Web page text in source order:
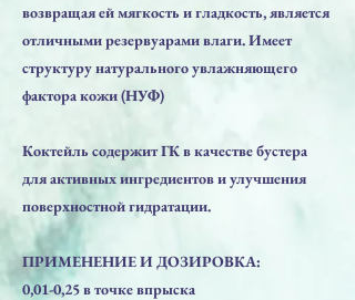
возвращая ей мягкость и гладкость, является
отличными резервуарами влаги. Имеет
структуру натурального увлажняющего
фактора кожи (НУФ)
Коктейль содержит ГК в качестве бустера
для активных ингредиентов и улучшения
поверхностной гидратации.
ПРИМЕНЕНИЕ И ДОЗИРОВКА:
0,01-0,25 в точке впрыска